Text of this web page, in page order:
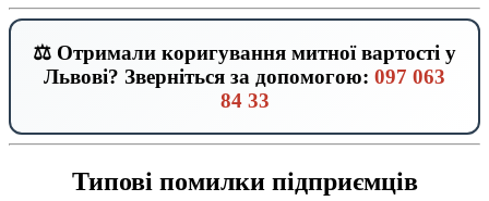
⚖️ Отримали коригування митної вартості у
Львові? Зверніться за допомогою: 097 063
84 33
Типові помилки підприємців